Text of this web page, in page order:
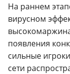
На раннем
вирусном
появления
сильные
сети